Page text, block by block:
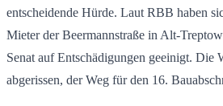
entscheidende Hürde. Laut RBB haben
Mieter der Beermannstraße in Alt-
Senat auf Entschädigungen geeinigt. Die
abgerissen, der Weg für den 16.